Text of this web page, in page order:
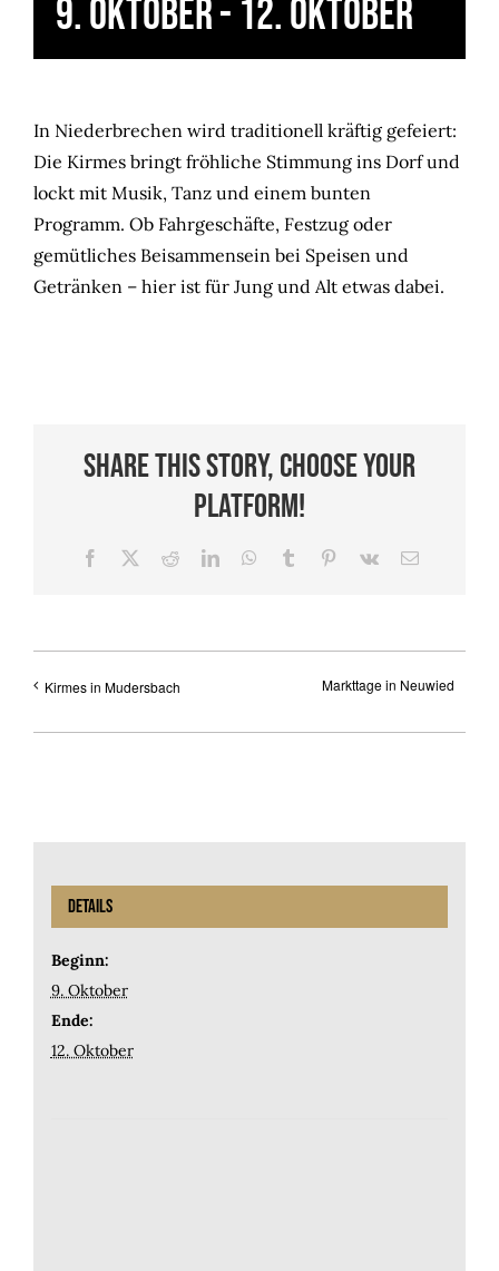
9. Oktober- 12. Oktober
In Niederbrechen wird traditionell kräftig gefeiert:
Die Kirmes bringt fröhliche Stimmung ins Dorf und
lockt mit Musik, Tanz und einem bunten
Programm. Ob Fahrgeschäfte, Festzug oder
gemütliches Beisammensein bei Speisen und
Getränken – hier ist für Jung und Alt etwas dabei.
Share This Story, Choose Your
Platform!
Facebook RedditLinkedInWhatsApp
Tumblr Pinterest
Vk
E-
Kirmes in Mudersbach Markttage in Neuwied
Details
Beginn:
9. Oktober
Ende:
12. Oktober